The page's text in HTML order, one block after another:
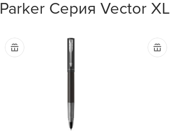
Parker Серия Vector XL